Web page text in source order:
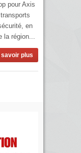
pour Axis
en
la région...
savoir plus